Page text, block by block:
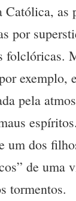
as
por
folclóricas.
exemplo,
pela
um dos
de uma
tormentos.